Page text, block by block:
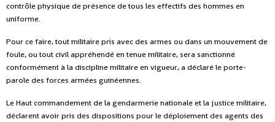
contrôle physique de présence de tous les effectifs des hommes en
uniforme.
Pour ce faire, tout militaire pris avec des armes ou dans un mouvement de
foule, ou tout civil appréhendé en tenue militaire, sera sanctionné
conformément à la discipline militaire en vigueur, a déclaré le porte-
parole des forces armées guinéennes.
Le Haut commandement de la gendarmerie nationale et la justice militaire,
déclarent avoir pris des dispositions pour le déploiement des agents des